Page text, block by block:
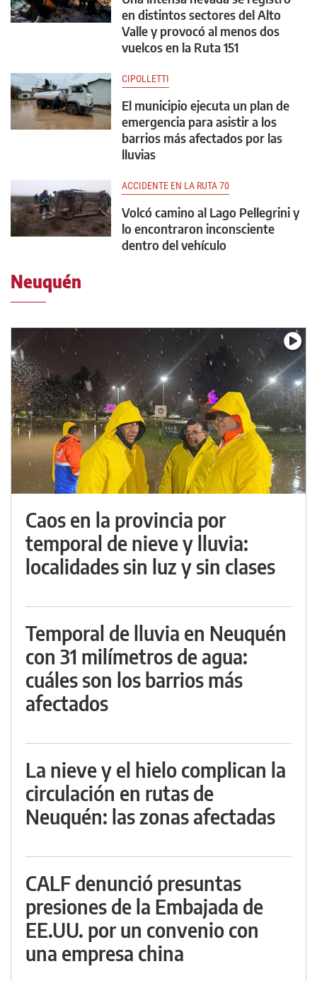
en distintos sectores del Alto
Valle y provocó al menos dos
vuelcos en la Ruta 151
CIPOLLETTI
El municipio ejecuta un plan de
emergencia para asistir a los
barrios más afectados por las
lluvias
ACCIDENTE EN LA RUTA 70
Volcó camino al Lago Pellegrini y
lo encontraron inconsciente
dentro del vehículo
Neuquén
Caos en la provincia por
temporal de nieve y lluvia:
localidades sin luz y sin clases
Temporal de lluvia en Neuquén
con 31 milímetros de agua:
cuáles son los barrios más
afectados
La nieve y el hielo complican la
circulación en rutas de
Neuquén: las zonas afectadas
CALF denunció presuntas
presiones de la Embajada de
EE.UU. por un convenio con
una empresa china